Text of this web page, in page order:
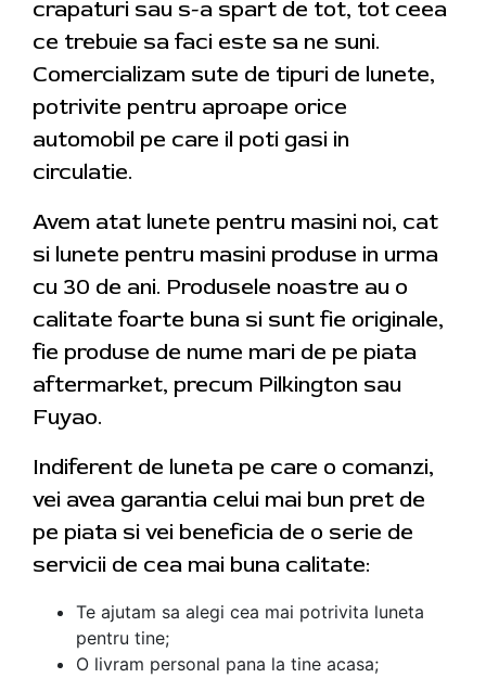
crapaturi sau s-a spart de tot, tot ceea
ce trebuie sa faci este sa ne suni.
Comercializam sute de tipuri de lunete,
potrivite pentru aproape orice
automobil pe care il poti gasi in
circulatie.
Avem atat lunete pentru masini noi, cat
si lunete pentru masini produse in urma
cu 30 de ani. Produsele noastre au o
calitate foarte buna si sunt fie originale,
fie produse de nume mari de pe piata
aftermarket, precum Pilkington sau
Fuyao.
Indiferent de luneta pe care o comanzi,
vei avea garantia celui mai bun pret de
pe piata si vei beneficia de o serie de
servicii de cea mai buna calitate:
Te ajutam sa alegi cea mai potrivita luneta
pentru tine;
O livram personal pana la tine acasa;